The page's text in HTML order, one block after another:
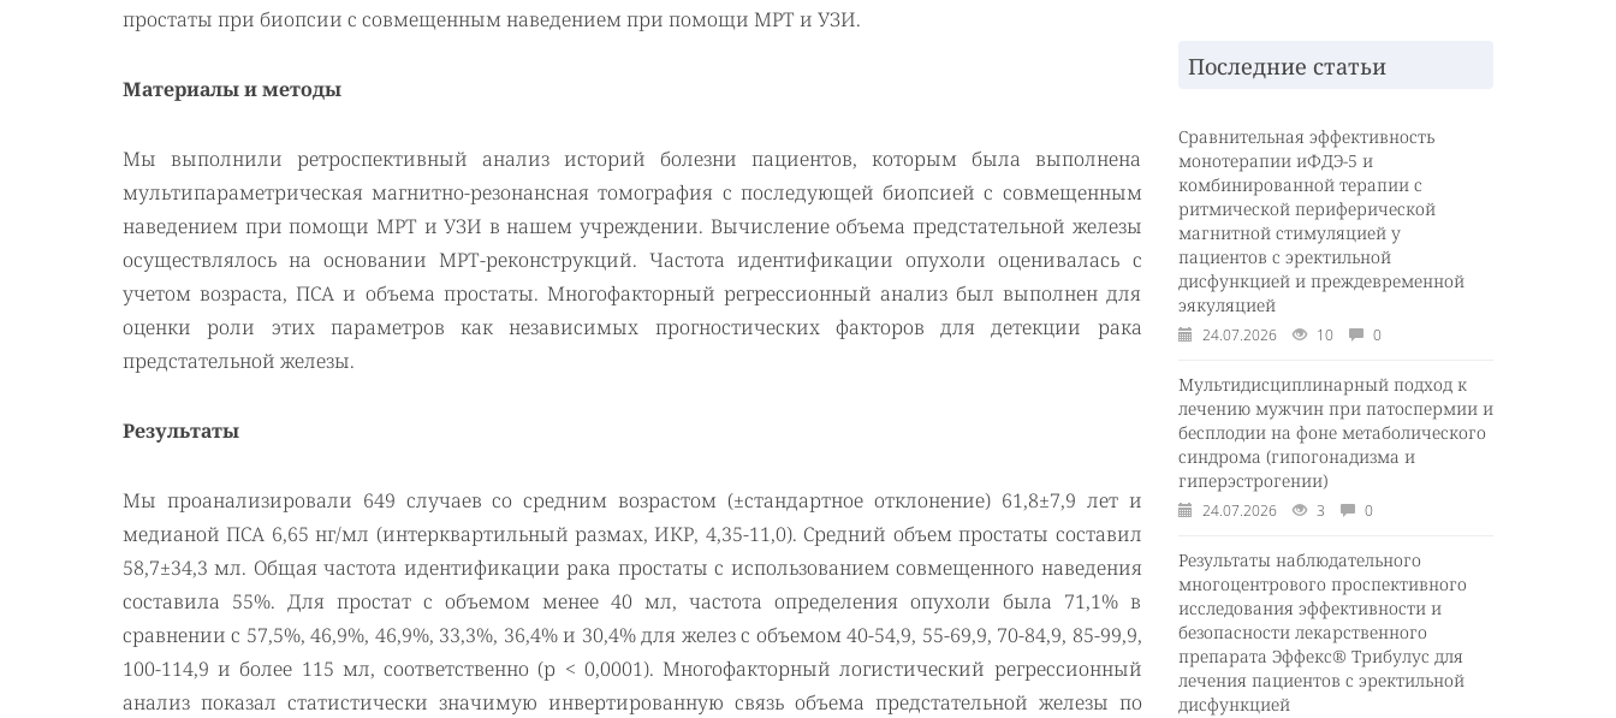
простаты при биопсии с совмещенным наведением при помощи МРТ и УЗИ.
Материалы и методы
Мы выполнили ретроспективный анализ историй болезни пациентов, которым была выполнена
мультипараметрическая магнитно-резонансная томография с последующей биопсией с совмещенным
наведением при помощи МРТ и УЗИ в нашем учреждении. Вычисление объема предстательной железы
осуществлялось на основании МРТ-реконструкций. Частота идентификации опухоли оценивалась с
учетом возраста, ПСА и объема простаты. Многофакторный регрессионный анализ был выполнен для
оценки роли этих параметров как независимых прогностических факторов для детекции рака
предстательной железы.
Результаты
Мы проанализировали 649 случаев со средним возрастом (±стандартное отклонение) 61,8±7,9 лет и
медианой ПСА 6,65 нг/мл (интерквартильный размах, ИКР, 4,35-11,0). Средний объем простаты составил
58,7±34,3 мл. Общая частота идентификации рака простаты с использованием совмещенного наведения
составила 55%. Для простат с объемом менее 40 мл, частота определения опухоли была 71,1% в
сравнении с 57,5%, 46,9%, 46,9%, 33,3%, 36,4% и 30,4% для желез с объемом 40-54,9, 55-69,9, 70-84,9, 85-99,9,
100-114,9 и более 115 мл, соответственно (р < 0,0001). Многофакторный логистический регрессионный
анализ показал статистически значимую инвертированную связь объема предстательной железы по
Последние статьи
Сравнительная эффективность
монотерапии иФДЭ-5 и
комбинированной терапии с
ритмической периферической
магнитной стимуляцией у
пациентов с эректильной
дисфункцией и преждевременной
эякуляцией
24.07.2026 10 0
Мультидисциплинарный подход к
лечению мужчин при патоспермии и
бесплодии на фоне метаболического
синдрома (гипогонадизма и
гиперэстрогении)
24.07.2026 3 0
Результаты наблюдательного
многоцентрового проспективного
исследования эффективности и
безопасности лекарственного
препарата Эффекс® Трибулус для
лечения пациентов с эректильной
дисфункцией